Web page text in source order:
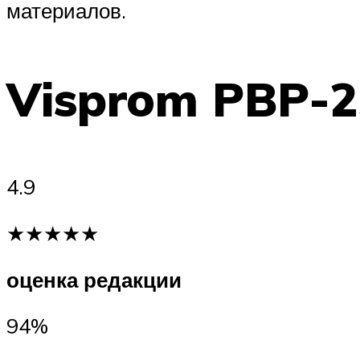
материалов.
Visprom PBP-
4.9
★★★★★
оценка редакции
94%